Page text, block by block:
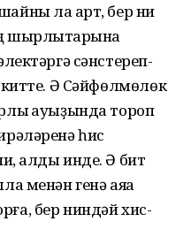
ла ҡарт, бер ни
шырлыҡтарына
сəнстереп-
Ə Сəйфɵлмɵлɵк
ауыҙында тороп
һис
ҡалды инде. Ə бит
менəн генə аяҡҡа
бер ниндəй хис-